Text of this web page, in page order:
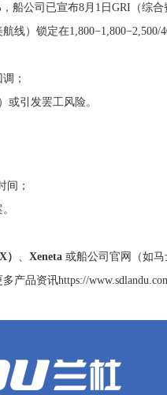
船公司已宣布8月1日GRI（综合
线）锁定在1,800−1,800−2,500/
；
或引发罢工风险。
间；
、 Xeneta 或船公司官网（如马
多产品资讯https://